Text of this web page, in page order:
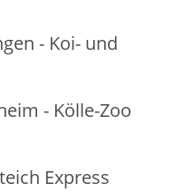
- Koi- und
- Kölle-Zoo
Express